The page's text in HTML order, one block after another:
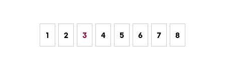
1 2 3 4 5 6 7 8